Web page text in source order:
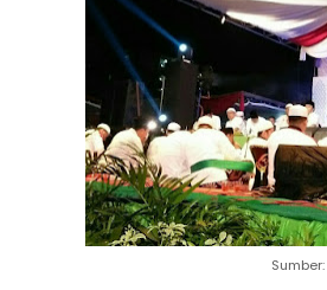
Sumber: